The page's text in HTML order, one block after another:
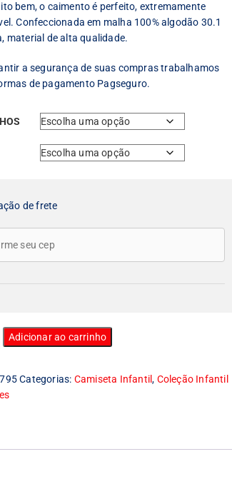
bem, o caimento é perfeito, extremamente
Confeccionada em malha 100% algodão 30.1
material de alta qualidade.
a segurança de suas compras trabalhamos
de pagamento Pagseguro.
de frete
Adicionar ao carrinho
Categorias: Camiseta Infantil, Coleção Infantil